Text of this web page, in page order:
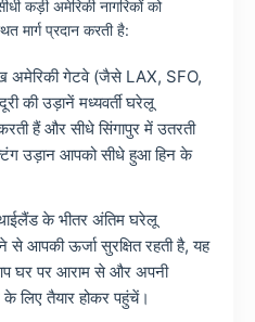
कड़ी अमेरिकी नागरिकों को
मार्ग प्रदान करती है:
अमेरिकी गेटवे (जैसे LAX, SFO,
की उड़ानें मध्यवर्ती घरेलू
हैं और सीधे सिंगापुर में उतरती
उड़ान आपको सीधे हुआ हिन के
के भीतर अंतिम घरेलू
से आपकी ऊर्जा सुरक्षित रहती है, यह
घर पर आराम से और अपनी
लिए तैयार होकर पहुंचें।